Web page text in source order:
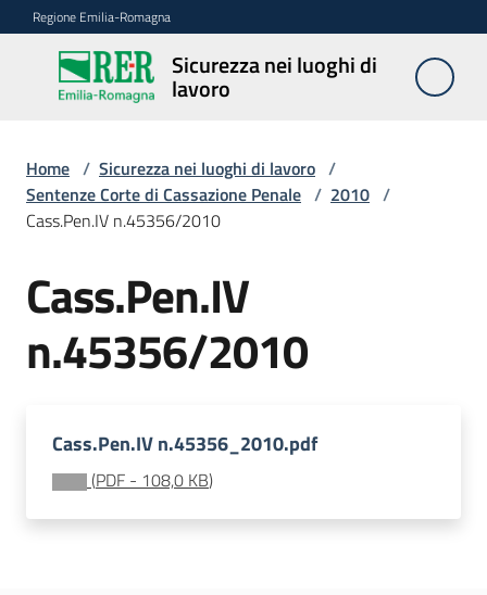
Vai al contenuto
Vai alla navigazione
Vai al footer
Regione Emilia-Romagna
Sicurezza nei luoghi di
lavoro
Sicurezza
nei
lavoro
Sicurezza
costruzioni
Coordinamento
prevenzione
vigilanza
Home / Sicurezza nei luoghi di lavoro /
Sentenze Corte di Cassazione Penale / 2010 /
Cass.Pen.IV n.45356/2010
Cass.Pen.IV
n.45356/2010
Cass.Pen.IV n.45356_2010.pdf
(PDF - 108,0 KB)